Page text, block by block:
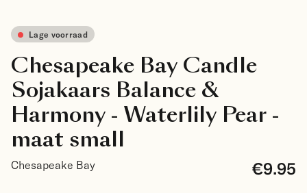
Lage voorraad
Chesapeake Bay Candle
Sojakaars Balance &
Harmony - Waterlily Pear -
maat small
Chesapeake Bay €9.95